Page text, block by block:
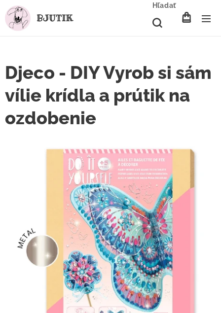
BJUTIK
Hľadať
Djeco - DIY Vyrob si sám
vílie krídla a prútik na
ozdobenie